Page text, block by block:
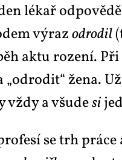
lé­kař
vý­razodro­dil
ak­tu ro­ze­ní.
že­na.
vždy a všu­desi
se trh